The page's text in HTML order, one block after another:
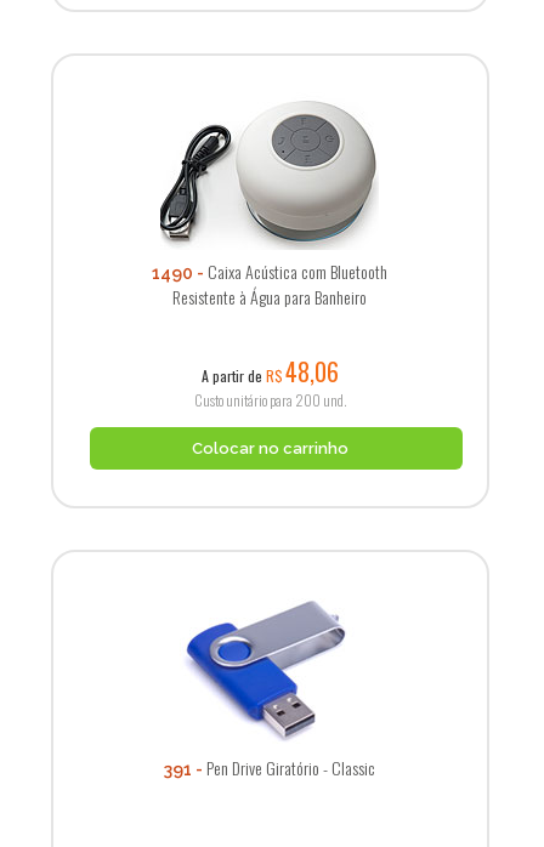
1490
Caixa Acústica com Bluetooth
Resistente à Água para Banheiro
A partir de R$48,06
Custo unitário para 200 und.
Colocar no carrinho
391 Pen Drive Giratório - Classic